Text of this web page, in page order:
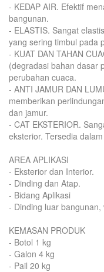
- KEDAP AIR. Efektif
bangunan.
- ELASTIS. Sangat
yang sering timbul pada
- KUAT DAN TAHAN
(degradasi bahan dasar
perubahan cuaca.
- ANTI JAMUR DAN
memberikan
dan jamur.
- CAT EKSTERIOR.
eksterior. Tersedia
AREA APLIKASI
- Eksterior dan Interior.
- Dinding dan Atap.
- Bidang Aplikasi
- Dinding luar
KEMASAN PRODUK
- Botol 1 kg
- Galon 4 kg
- Pail 20 kg